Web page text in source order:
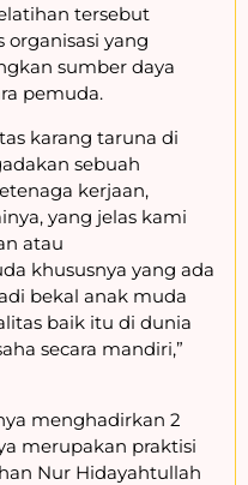
tersebut
yang
sumber daya
pemuda.
karang taruna di
sebuah
kerjaan,
yang jelas kami
atau
khususnya yang ada
bekal anak muda
baik itu di dunia
secara mandiri,”
menghadirkan 2
merupakan praktisi
Nur Hidayahtullah